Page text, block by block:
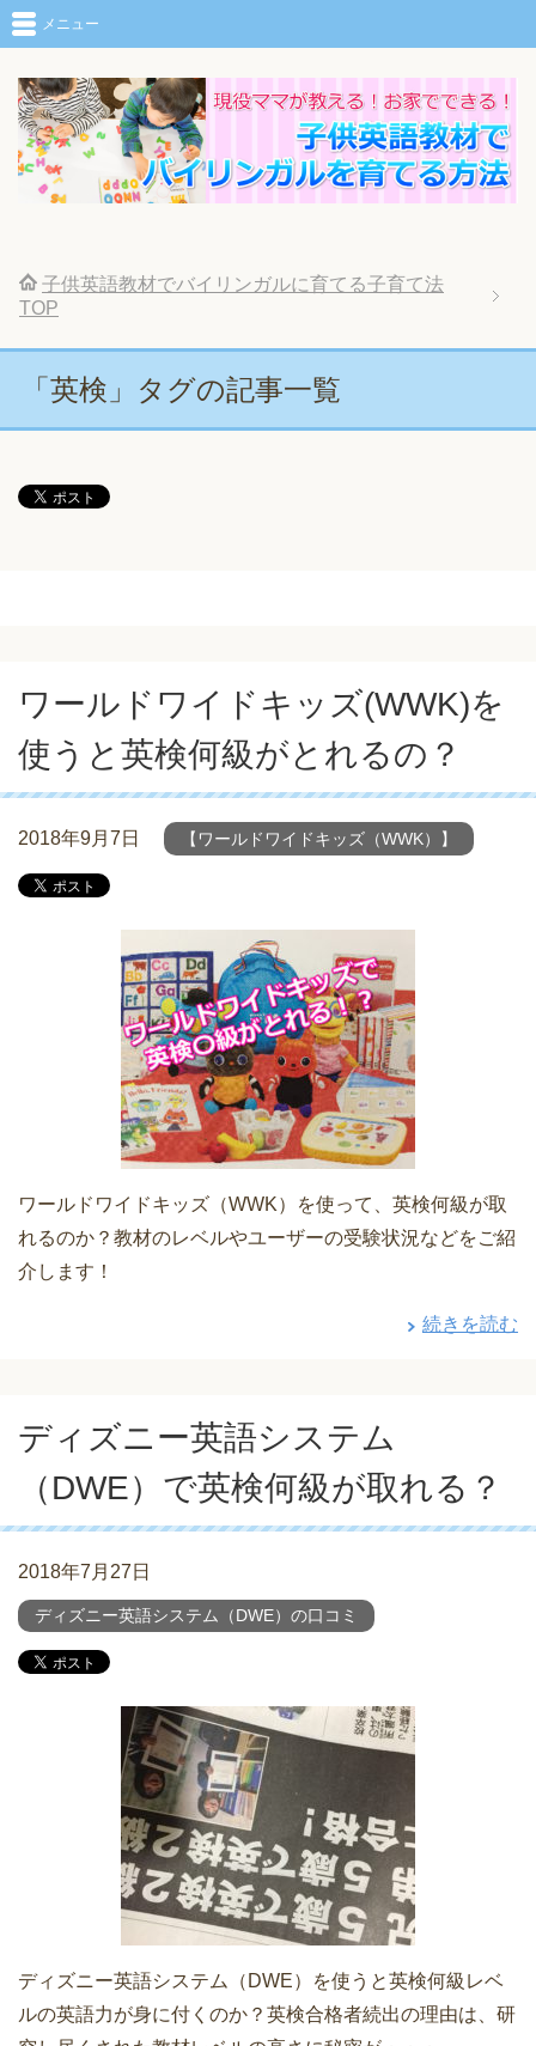
メニュー
子供英語教材でバイリンガルに育てる子育て法
TOP
「英検」タグの記事一覧
ワールドワイドキッズ(WWK)を
使うと英検何級がとれるの？
2018年9月7日 【ワールドワイドキッズ（WWK）】
ワールドワイドキッズ（WWK）を使って、英検何級が取
れるのか？教材のレベルやユーザーの受験状況などをご紹
介します！
続きを読む
ディズニー英語システム
（DWE）で英検何級が取れる？
2018年7月27日
ディズニー英語システム（DWE）の口コミ
ディズニー英語システム（DWE）を使うと英検何級レベ
ルの英語力が身に付くのか？英検合格者続出の理由は、研